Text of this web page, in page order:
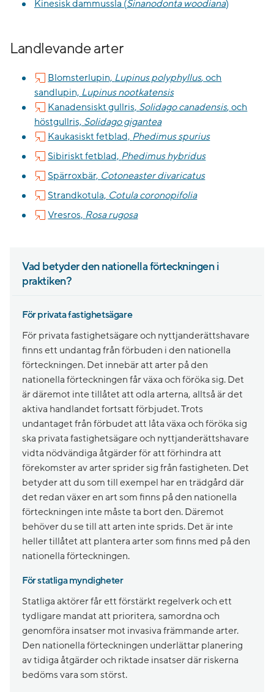
Kinesisk dammussla (Sinanodonta woodiana)
Landlevande arter
Blomsterlupin, Lupinus polyphyllus, och
sandlupin, Lupinus nootkatensis
Kanadensiskt gullris, Solidago canadensis, och
höstgullris, Solidago gigantea
Kaukasiskt fetblad, Phedimus spurius
Sibiriskt fetblad, Phedimus hybridus
Spärroxbär, Cotoneaster divaricatus
Strandkotula, Cotula coronopifolia
Vresros, Rosa rugosa
Vad betyder den nationella förteckningen i
praktiken?
För privata fastighetsägare
För privata fastighetsägare och nyttjanderättshavare
finns ett undantag från förbuden i den nationella
förteckningen. Det innebär att arter på den
nationella förteckningen får växa och föröka sig. Det
är däremot inte tillåtet att odla arterna, alltså är det
aktiva handlandet fortsatt förbjudet. Trots
undantaget från förbudet att låta växa och föröka sig
ska privata fastighetsägare och nyttjanderättshavare
vidta nödvändiga åtgärder för att förhindra att
förekomster av arter sprider sig från fastigheten. Det
betyder att du som till exempel har en trädgård där
det redan växer en art som finns på den nationella
förteckningen inte måste ta bort den. Däremot
behöver du se till att arten inte sprids. Det är inte
heller tillåtet att plantera arter som finns med på den
nationella förteckningen.
För statliga myndigheter
Statliga aktörer får ett förstärkt regelverk och ett
tydligare mandat att prioritera, samordna och
genomföra insatser mot invasiva främmande arter.
Den nationella förteckningen underlättar planering
av tidiga åtgärder och riktade insatser där riskerna
bedöms vara som störst.